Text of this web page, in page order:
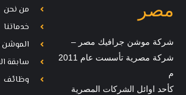
مصر
شركة موشن جرافيك مصر –
شركة مصرية تأسست عام 2011
م
كأحد اوائل الشركات المصرية
من نحن
خدماتنا
سابقة
وظائف